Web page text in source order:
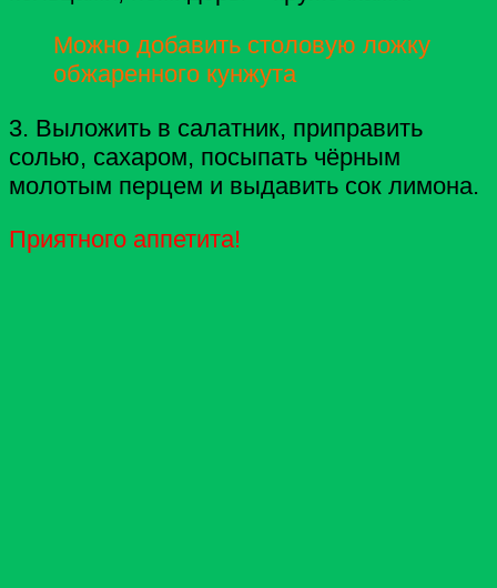
Можно добавить столовую ложку
обжаренного кунжута
3. Выложить в салатник, приправить
солью, сахаром, посыпать чёрным
молотым перцем и выдавить сок лимона.
Приятного аппетита!